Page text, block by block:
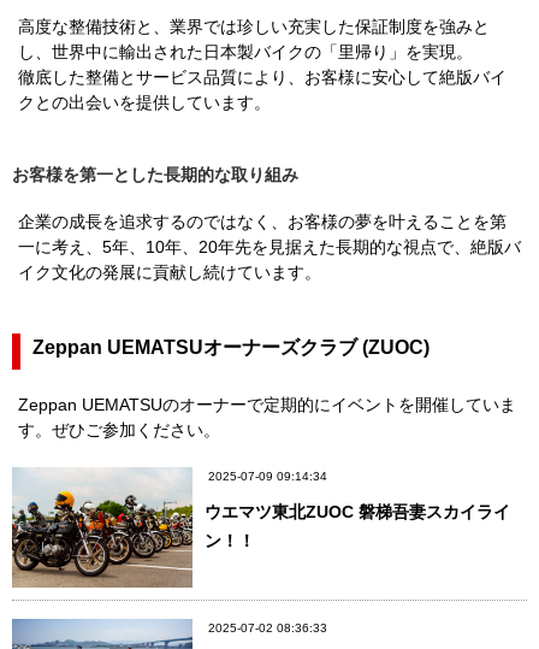
高度な整備技術と、業界では珍しい充実した保証制度を強みと
し、世界中に輸出された日本製バイクの「里帰り」を実現。
徹底した整備とサービス品質により、お客様に安心して絶版バイ
クとの出会いを提供しています。
お客様を第一とした長期的な取り組み
企業の成長を追求するのではなく、お客様の夢を叶えることを第
一に考え、5年、10年、20年先を見据えた長期的な視点で、絶版バ
イク文化の発展に貢献し続けています。
Zeppan UEMATSUオーナーズクラブ (ZUOC)
Zeppan UEMATSUのオーナーで定期的にイベントを開催していま
す。ぜひご参加ください。
2025-07-09 09:14:34
ウエマツ東北ZUOC 磐梯吾妻スカイライ
ン！！
2025-07-02 08:36:33